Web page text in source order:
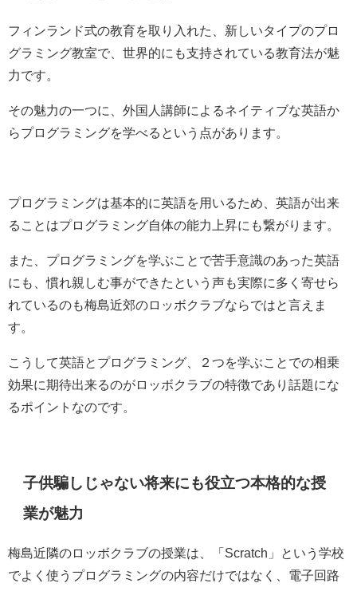
フィンランド式の教育を取り入れた、新しいタイプのプロ
グラミング教室で、世界的にも支持されている教育法が魅
力です。
その魅力の一つに、外国人講師によるネイティブな英語か
らプログラミングを学べるという点があります。
プログラミングは基本的に英語を用いるため、英語が出来
ることはプログラミング自体の能力上昇にも繋がります。
また、プログラミングを学ぶことで苦手意識のあった英語
にも、慣れ親しむ事ができたという声も実際に多く寄せら
れているのも梅島近郊のロッボクラブならではと言えま
す。
こうして英語とプログラミング、２つを学ぶことでの相乗
効果に期待出来るのがロッボクラブの特徴であり話題にな
るポイントなのです。
子供騙しじゃない将来にも役立つ本格的な授
業が魅力
梅島近隣のロッボクラブの授業は、「Scratch」という学校
でよく使うプログラミングの内容だけではなく、電子回路